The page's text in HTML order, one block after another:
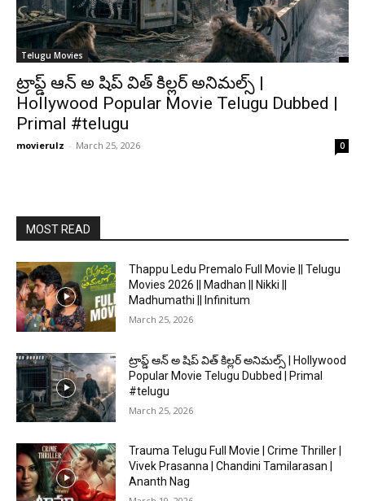
Telugu Movies
ట్రాప్డ్ ఆన్ అ షిప్ విత్ కిల్లర్ అనిమల్స్ |
Hollywood Popular Movie Telugu Dubbed |
Primal #telugu
movierulz - March 25, 2026 0
MOST READ
Thappu Ledu Premalo Full Movie || Telugu
Movies 2026 || Madhan || Nikki ||
Madhumathi || Infinitum
March 25, 2026
ట్రాప్డ్ ఆన్ అ షిప్ విత్ కిల్లర్ అనిమల్స్ | Hollywood
Popular Movie Telugu Dubbed | Primal
#telugu
March 25, 2026
Trauma Telugu Full Movie | Crime Thriller |
Vivek Prasanna | Chandini Tamilarasan |
Ananth Nag